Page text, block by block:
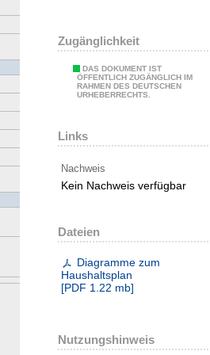
Zugänglichkeit
DAS DOKUMENT IST
ÖFFENTLICH ZUGÄNGLICH IM
RAHMEN DES DEUTSCHEN
URHEBERRECHTS.
Links
Nachweis
Kein Nachweis verfügbar
Dateien
Diagramme zum
Haushaltsplan
[PDF 1.22 mb]
Nutzungshinweis